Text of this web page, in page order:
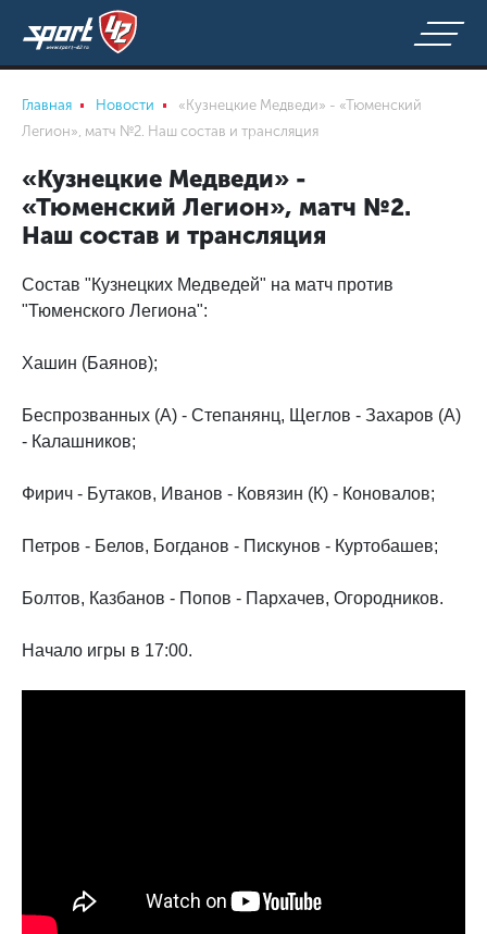
Главная Новости
«Кузнецкие Медведи» - «Тюменский
Легион», матч №2. Наш состав и трансляция
«Кузнецкие Медведи» -
«Тюменский Легион», матч №2.
Наш состав и трансляция
Состав "Кузнецких Медведей" на матч против
"Тюменского Легиона":
Хашин (Баянов);
Беспрозванных (А) - Степанянц, Щеглов - Захаров (А)
- Калашников;
Фирич - Бутаков, Иванов - Ковязин (К) - Коновалов;
Петров - Белов, Богданов - Пискунов - Куртобашев;
Болтов, Казбанов - Попов - Пархачев, Огородников.
Начало игры в 17:00.